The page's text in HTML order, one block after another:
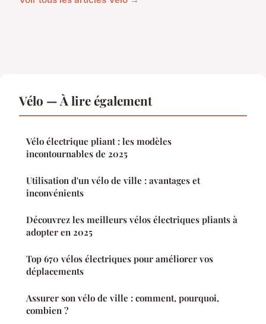
Vélo — À lire également
Vélo électrique pliant : les modèles
incontournables de 2025
Utilisation d'un vélo de ville : avantages et
inconvénients
Découvrez les meilleurs vélos électriques pliants à
adopter en 2025
Top 670 vélos électriques pour améliorer vos
déplacements
Assurer son vélo de ville : comment, pourquoi,
combien ?